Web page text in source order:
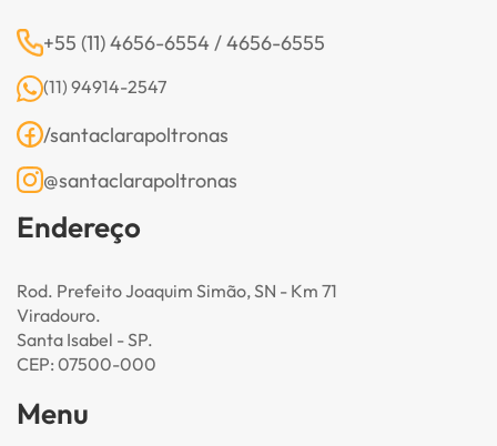
+55 (11) 4656-6554 / 4656-6555
(11) 94914-2547
/santaclarapoltronas
@santaclarapoltronas
Endereço
Rod. Prefeito Joaquim Simão, SN - Km 71
Viradouro.
Santa Isabel - SP.
CEP: 07500-000
Menu